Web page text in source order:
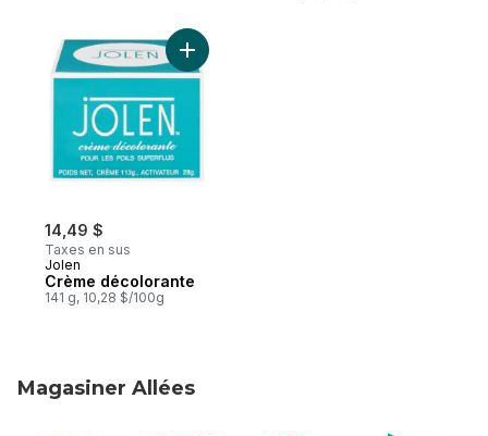
14,49 $
Taxes en sus
Jolen
Crème décolorante
141 g, 10,28 $/100g
Ajouter Crème décolorante au panier
Magasiner Allées